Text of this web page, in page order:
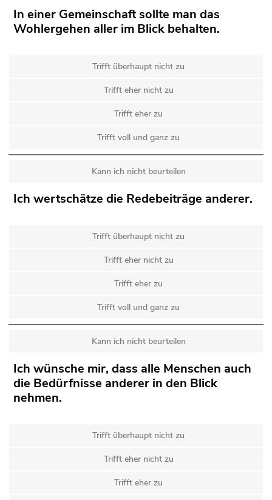
In einer Gemeinschaft sollte man das
Wohlergehen aller im Blick behalten.
Trifft überhaupt nicht zu
Trifft eher nicht zu
Trifft eher zu
Trifft voll und ganz zu
Kann ich nicht beurteilen
Ich wertschätze die Redebeiträge anderer.
Trifft überhaupt nicht zu
Trifft eher nicht zu
Trifft eher zu
Trifft voll und ganz zu
Kann ich nicht beurteilen
Ich wünsche mir, dass alle Menschen auch
die Bedürfnisse anderer in den Blick
nehmen.
Trifft überhaupt nicht zu
Trifft eher nicht zu
Trifft eher zu